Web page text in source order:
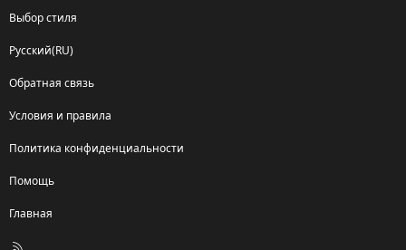
Выбор стиля
Русский(RU)
Обратная связь
Условия и правила
Политика конфиденциальности
Помощь
Главная
R